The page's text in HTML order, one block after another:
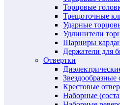
Торцовые
Трещоточные
Ударные
Удлинители
Шарниры
Держатели для
Отвертки
Крестовые
Наборные